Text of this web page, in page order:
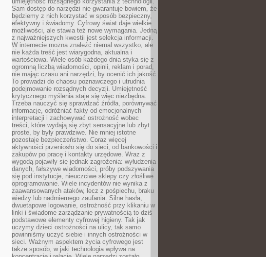
Sam dostęp do narzędzi nie gwarantuje bowiem, że
będziemy z nich korzystać w sposób bezpieczny,
efektywny i świadomy. Cyfrowy świat daje wielkie
możliwości, ale stawia też nowe wymagania. Jedną
z najważniejszych kwestii jest selekcja informacji.
W internecie można znaleźć niemal wszystko, ale
nie każda treść jest wiarygodna, aktualna i
wartościowa. Wiele osób każdego dnia styka się z
ogromną liczbą wiadomości, opinii, reklam i porad,
nie mając czasu ani narzędzi, by ocenić ich jakość.
To prowadzi do chaosu poznawczego i utrudnia
podejmowanie rozsądnych decyzji. Umiejętność
krytycznego myślenia staje się więc niezbędna.
Trzeba nauczyć się sprawdzać źródła, porównywać
informacje, odróżniać fakty od emocjonalnych
interpretacji i zachowywać ostrożność wobec
treści, które wydają się zbyt sensacyjne lub zbyt
proste, by były prawdziwe. Nie mniej istotne
pozostaje bezpieczeństwo. Coraz więcej
aktywności przeniosło się do sieci, od bankowości i
zakupów po pracę i kontakty urzędowe. Wraz z
wygodą pojawiły się jednak zagrożenia: wyłudzenia
danych, fałszywe wiadomości, próby podszywania
się pod instytucje, nieuczciwe sklepy czy złośliwe
oprogramowanie. Wiele incydentów nie wynika z
zaawansowanych ataków, lecz z pośpiechu, braku
wiedzy lub nadmiernego zaufania. Silne hasła,
dwuetapowe logowanie, ostrożność przy klikaniu w
linki i świadome zarządzanie prywatnością to dziś
podstawowe elementy cyfrowej higieny. Tak jak
uczymy dzieci ostrożności na ulicy, tak samo
powinniśmy uczyć siebie i innych ostrożności w
sieci. Ważnym aspektem życia cyfrowego jest
także sposób, w jaki technologia wpływa na